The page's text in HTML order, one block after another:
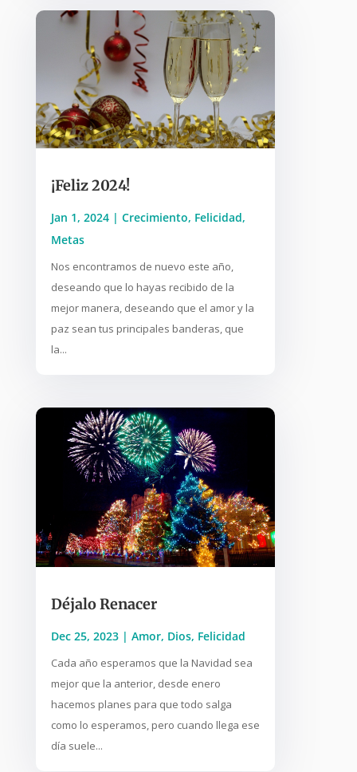
¡Feliz 2024!
Jan 1, 2024| Crecimiento, Felicidad,
Metas
Nos encontramos de nuevo este año,
deseando que lo hayas recibido de la
mejor manera, deseando que el amor y la
paz sean tus principales banderas, que
la...
Déjalo Renacer
Dec 25, 2023| Amor, Dios, Felicidad
Cada año esperamos que la Navidad sea
mejor que la anterior, desde enero
hacemos planes para que todo salga
como lo esperamos, pero cuando llega ese
día suele...